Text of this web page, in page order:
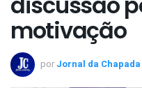
motivação
por Jornal da Chapada